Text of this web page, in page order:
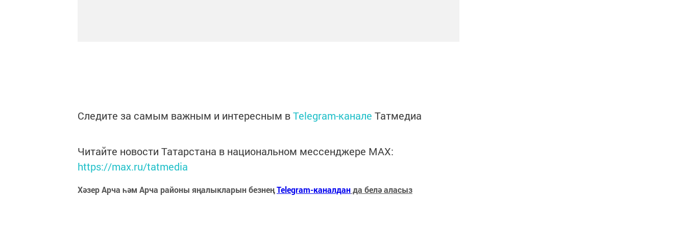
Следите за самым важным и интересным вTelegram-канале Татмедиа
Читайте новости Татарстана в национальном мессенджере MАХ:
https://max.ru/tatmedia
Хәзер Арча һәм Арча районы яңалыкларын безнеңTelegram-каналданда белә аласыз